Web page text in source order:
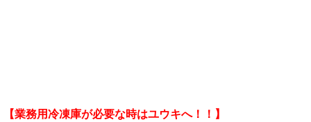
【業務用冷凍庫が必要な時はユウキへ！！】